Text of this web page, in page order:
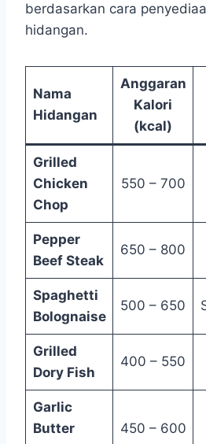
berdasarkan cara
hidangan.
Nama
Hidangan
Anggaran
Kalori
(kcal)
Grilled
Chicken
Chop
550 – 700
Pepper
Beef Steak
650 – 800
Spaghetti
Bolognaise
500 – 650
Grilled
Dory Fish
400 – 550
Garlic
Butter
450 – 600